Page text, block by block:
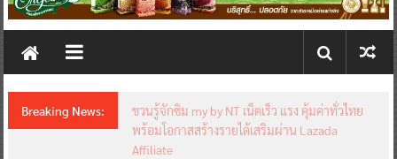
Thailand
New
Breaking News:
ชวนรู้จักซิม my by NT เน็ตเร็ว แรง คุ้มค่าทั่วไทย
พร้อมโอกาสสร้างรายได้เสริมผ่าน Lazada
Affiliate